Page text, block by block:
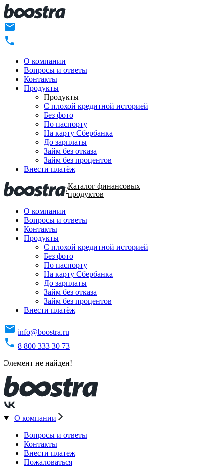
О компании
Вопросы и ответы
Контакты
Продукты
Продукты
C плохой кредитной историей
Без фото
По паспорту
На карту Сбербанка
До зарплаты
Займ без отказа
Займ без процентов
Внести платёж
/Каталог финансовых
продуктов
О компании
Вопросы и ответы
Контакты
Продукты
C плохой кредитной историей
Без фото
По паспорту
На карту Сбербанка
До зарплаты
Займ без отказа
Займ без процентов
Внести платёж
info@boostra.ru
8 800 333 30 73
Элемент не найден!
О компании
Вопросы и ответы
Контакты
Внести платеж
Пожаловаться